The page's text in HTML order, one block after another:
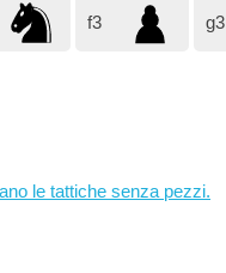
f3 g3
le tattiche senza pezzi.